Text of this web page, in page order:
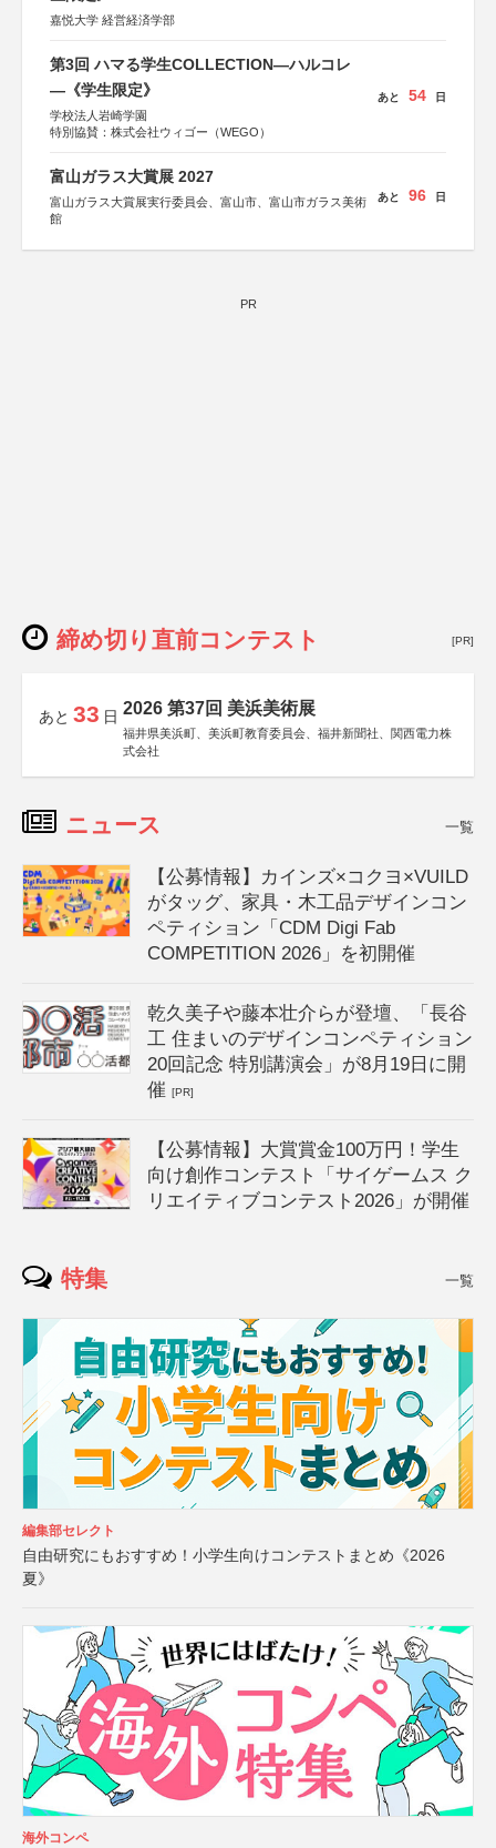
嘉悦大学 経営経済学部
第3回 ハマる学生COLLECTION―ハルコレ
―《学生限定》
学校法人岩崎学園
特別協賛：株式会社ウィゴー（WEGO）
あと 54 日
富山ガラス大賞展 2027
富山ガラス大賞展実行委員会、富山市、富山市ガラス美術
館
あと 96 日
PR
締め切り直前コンテスト [PR]
あと 33 日 2026 第37回 美浜美術展
福井県美浜町、美浜町教育委員会、福井新聞社、関西電力株
式会社
ニュース 一覧
【公募情報】カインズ×コクヨ×VUILD
がタッグ、家具・木工品デザインコン
ペティション「CDM Digi Fab
COMPETITION 2026」を初開催
乾久美子や藤本壮介らが登壇、「長谷
工 住まいのデザインコンペティション
20回記念 特別講演会」が8月19日に開
催[PR]
【公募情報】大賞賞金100万円！学生
向け創作コンテスト「サイゲームス ク
リエイティブコンテスト2026」が開催
特集 一覧
編集部セレクト
自由研究にもおすすめ！小学生向けコンテストまとめ《2026
夏》
海外コンペ